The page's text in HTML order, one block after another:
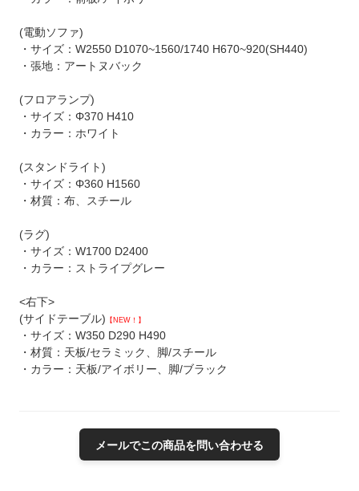
(電動ソファ)
・サイズ：W2550 D1070~1560/1740 H670~920(SH440)
・張地：アートヌバック
(フロアランプ)
・サイズ：Φ370 H410
・カラー：ホワイト
(スタンドライト)
・サイズ：Φ360 H1560
・材質：布、スチール
(ラグ)
・サイズ：W1700 D2400
・カラー：ストライプグレー
<右下>
(サイドテーブル)
【NEW！】
・サイズ：W350 D290 H490
・材質：天板/セラミック、脚/スチール
・カラー：天板/アイボリー、脚/ブラック
メールでこの商品を問い合わせる